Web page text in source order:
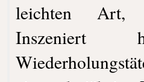
leichten Art,